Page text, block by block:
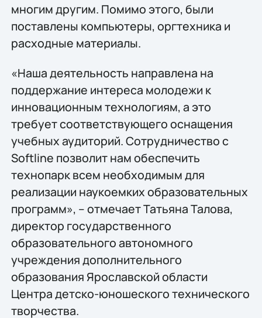
многим другим. Помимо этого, были
поставлены компьютеры, оргтехника и
расходные материалы.
«Наша деятельность направлена на
поддержание интереса молодежи к
инновационным технологиям, а это
требует соответствующего оснащения
учебных аудиторий. Сотрудничество с
Softline позволит нам обеспечить
технопарк всем необходимым для
реализации наукоемких образовательных
программ», – отмечает Татьяна Талова,
директор государственного
образовательного автономного
учреждения дополнительного
образования Ярославской области
Центра детско-юношеского технического
творчества.